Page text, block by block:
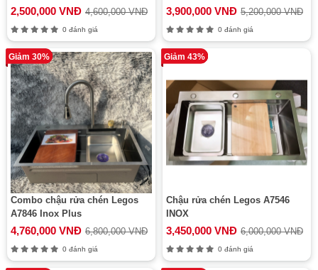
2,500,000 VNĐ 4,600,000 VNĐ
0 đánh giá
3,900,000 VNĐ 5,200,000 VNĐ
0 đánh giá
Giảm 30%
Combo chậu rửa chén Legos
A7846 Inox Plus
4,760,000 VNĐ 6,800,000 VNĐ
0 đánh giá
Giảm 43%
Chậu rửa chén Legos A7546
INOX
3,450,000 VNĐ 6,000,000 VNĐ
0 đánh giá